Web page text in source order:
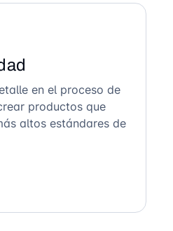
en el proceso de
productos que
altos estándares de